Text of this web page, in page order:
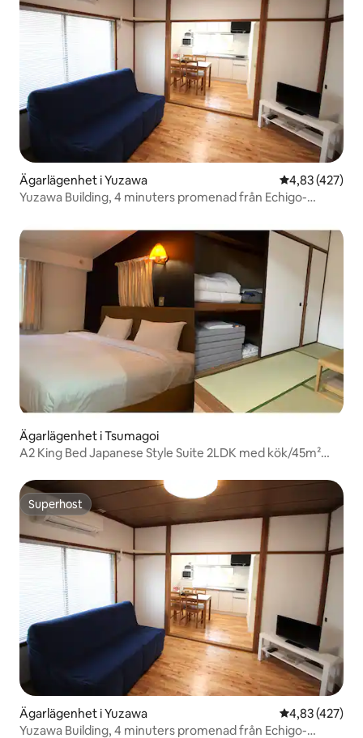
Ägarlägenhet i Yuzawa 4,83 av 5 i
4,83 (427)
Yuzawa Building, 4 minuters promenad från Echigo-
Ägarlägenhet i Tsumagoi
A2 King Bed Japanese Style Suite 2LDK med kök/45m²
Superhost
Superhost
Ägarlägenhet i Yuzawa 4,83 av 5 i
4,83 (427)
Yuzawa Building, 4 minuters promenad från Echigo-